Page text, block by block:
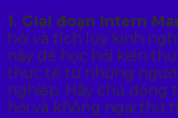
1. Giai đoạn Intern
hỏi và tích lũy kinh
này để học hỏi kiến
thực tế từ những
nghiệp. Hãy chủ động
hỏi và không ngại thử